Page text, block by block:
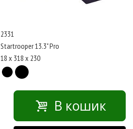
2331
Startrooper 13.3" Pro
18 x 318 x 230
В кошик